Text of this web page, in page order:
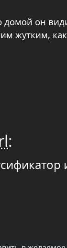
домой он
жутким,
: